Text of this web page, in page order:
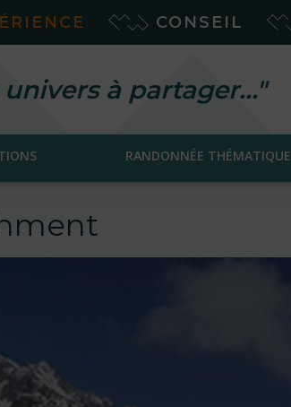
CONSEIL
univers à partager…"
RANDONNÉE THÉMATIQUE